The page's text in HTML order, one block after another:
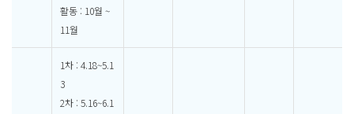
활동 : 10월 ~
11월
1차 : 4.18~5.1
3
2차 : 5.16~6.1